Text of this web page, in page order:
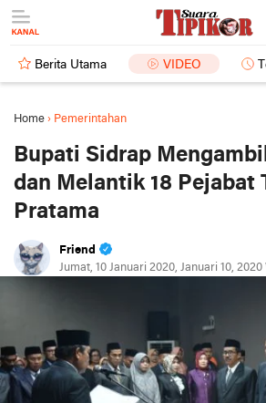
Berita Utama VIDEO
Home › Pemerintahan
Bupati Sidrap
dan Melantik 18 Pejabat
Pratama
Friend
Jumat, 10 Januari 2020, Januari 10, 2020